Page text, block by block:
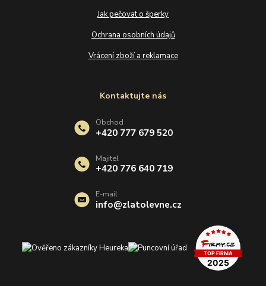
Jak pečovat o šperky
Ochrana osobních údajů
Vrácení zboží a reklamace
Kontaktujte nás
Obchod
+420 777 679 520
Majitel
+420 776 640 719
E-mail
info@zlatolevne.cz